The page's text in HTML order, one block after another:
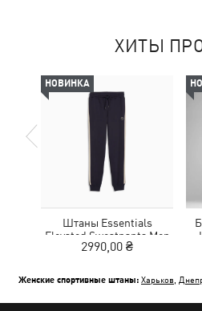
ХИТЫ
НОВИНКА
Штаны Essentials
Elevated Sweatpants Men
2990,00 ₴
Женские спортивные штаны: Харьков